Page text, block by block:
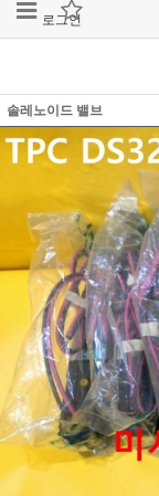
로그인
솔레노이드 밸브